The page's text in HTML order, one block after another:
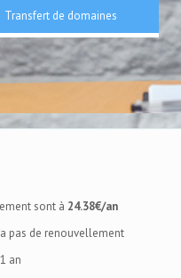
Transfert de domaines
sont à 24.38€/an
pas de renouvellement
an